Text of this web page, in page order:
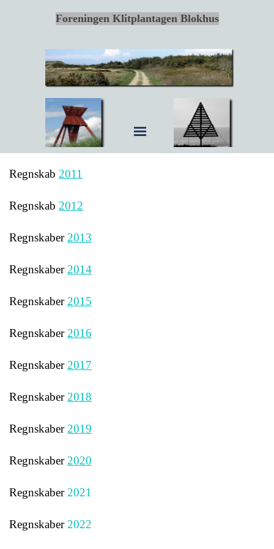
Foreningen Klitplantagen Blokhus
Regnskab 2011
Regnskab 2012
Regnskaber 2013
Regnskaber 2014
Regnskaber 2015
Regnskaber 2016
Regnskaber 2017
Regnskaber 2018
Regnskaber 2019
Regnskaber 2020
Regnskaber 2021
Regnskaber 2022